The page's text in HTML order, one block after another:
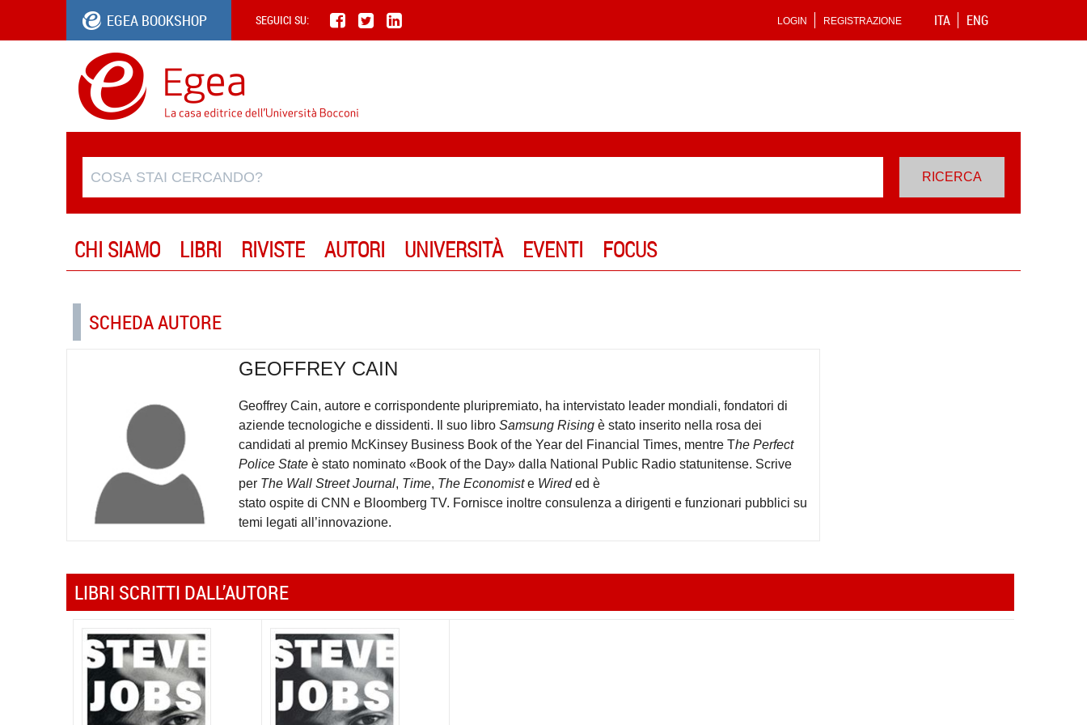
EGEA BOOKSHOP SEGUICI SU: ITA ENG
LOGIN REGISTRAZIONE
CHI SIAMO LIBRI RIVISTE AUTORI UNIVERSITÀ EVENTI FOCUS
SCHEDA AUTORE
GEOFFREY CAIN
Geoffrey Cain, autore e corrispondente pluripremiato, ha intervistato leader mondiali, fondatori di
aziende tecnologiche e dissidenti. Il suo libroSamsung Rising è stato inserito nella rosa dei
candidati al premio McKinsey Business Book of the Year del Financial Times, mentre The Perfect
Police State è stato nominato «Book of the Day» dalla National Public Radio statunitense. Scrive
per The Wall Street Journal, Time, The Economiste Wireded è
stato ospite di CNN e Bloomberg TV. Fornisce inoltre consulenza a dirigenti e funzionari pubblici su
temi legati all’innovazione.
LIBRI SCRITTI DALL’AUTORE